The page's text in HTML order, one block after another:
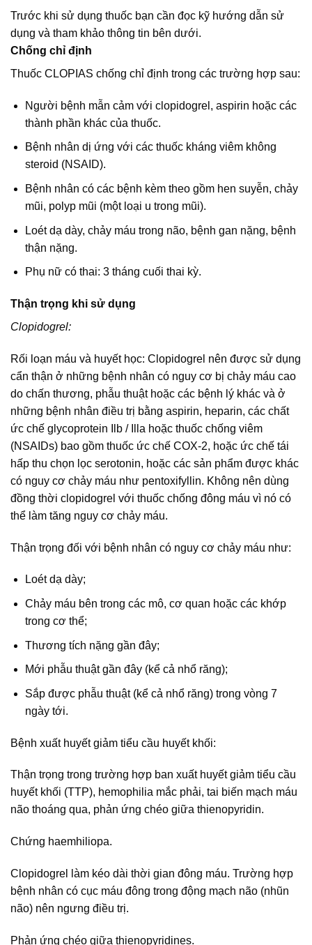
Trước khi sử dụng thuốc bạn cần đọc kỹ hướng dẫn sử
dụng và tham khảo thông tin bên dưới.
Chống chỉ định
Thuốc CLOPIAS chống chỉ định trong các trường hợp sau:
Người bệnh mẫn cảm với clopidogrel, aspirin hoặc các
thành phần khác của thuốc.
Bệnh nhân dị ứng với các thuốc kháng viêm không
steroid (NSAID).
Bệnh nhân có các bệnh kèm theo gồm hen suyễn, chảy
mũi, polyp mũi (một loại u trong mũi).
Loét dạ dày, chảy máu trong não, bệnh gan nặng, bệnh
thận nặng.
Phụ nữ có thai: 3 tháng cuối thai kỳ.
Thận trọng khi sử dụng
Clopidogrel:
Rối loạn máu và huyết học: Clopidogrel nên được sử dụng
cẩn thận ở những bệnh nhân có nguy cơ bị chảy máu cao
do chấn thương, phẫu thuật hoặc các bệnh lý khác và ở
những bệnh nhân điều trị bằng aspirin, heparin, các chất
ức chế glycoprotein Ilb / Illa hoặc thuốc chống viêm
(NSAIDs) bao gồm thuốc ức chế COX-2, hoặc ức chế tái
hấp thu chọn lọc serotonin, hoặc các sản phẩm được khác
có nguy cơ chảy máu như pentoxifyllin. Không nên dùng
đồng thời clopidogrel với thuốc chống đông máu vì nó có
thể làm tăng nguy cơ chảy máu.
Thận trọng đối với bệnh nhân có nguy cơ chảy máu như:
Loét dạ dày;
Chảy máu bên trong các mô, cơ quan hoặc các khớp
trong cơ thể;
Thương tích nặng gần đây;
Mới phẫu thuật gần đây (kể cả nhổ răng);
Sắp được phẫu thuật (kể cả nhổ răng) trong vòng 7
ngày tới.
Bệnh xuất huyết giảm tiểu cầu huyết khối:
Thận trọng trong trường hợp ban xuất huyết giảm tiểu cầu
huyết khối (TTP), hemophilia mắc phải, tai biến mạch máu
não thoáng qua, phản ứng chéo giữa thienopyridin.
Chứng haemhiliopa.
Clopidogrel làm kéo dài thời gian đông máu. Trường hợp
bệnh nhân có cục máu đông trong động mạch não (nhũn
não) nên ngưng điều trị.
Phản ứng chéo giữa thienopyridines.